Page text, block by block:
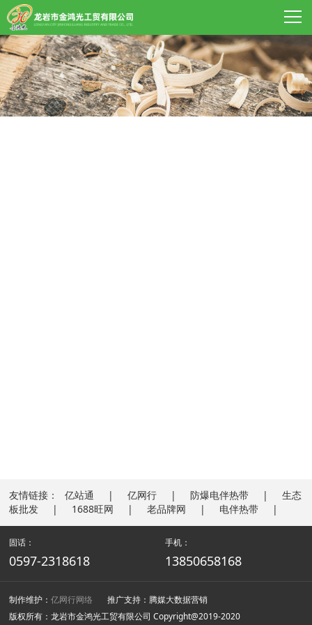
友情链接： 亿站通 亿网行 防爆电伴热带
生态
板批发
1688旺网 老品牌网 电伴热带
固话：
0597-2318618
手机：
13850658168
制作维护：亿网行网络 推广支持：腾媒大数据营销
版权所有：龙岩市金鸿光工贸有限公司 Copyright@2019-2020